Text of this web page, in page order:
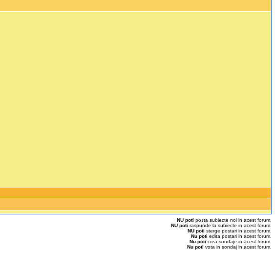
NU potiposta subiecte noi in acest forum.
NU potiraspunde la subiecte in acest forum.
NU potisterge postari in acest forum.
Nu potiedita postari in acest forum.
Nu poticrea sondaje in acest forum.
Nu potivota in sondaj in acest forum.